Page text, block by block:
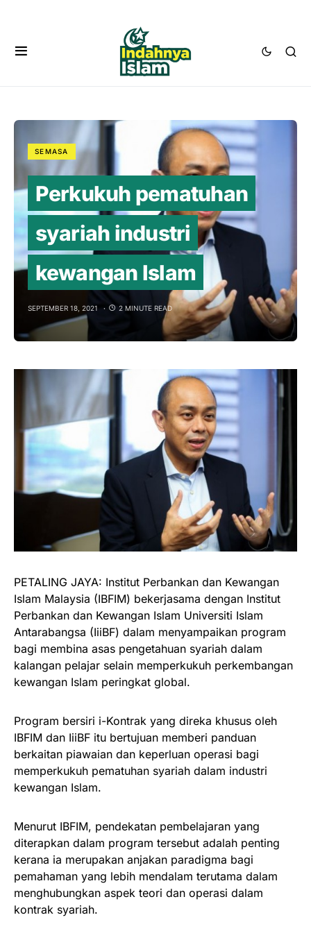
SEMASA
Perkukuh pematuhan
syariah industri
kewangan Islam
SEPTEMBER 18, 2021 2 MINUTE READ
PETALING JAYA: Institut Perbankan dan Kewangan
Islam Malaysia (IBFIM) bekerjasama dengan Institut
Perbankan dan Kewangan Islam Universiti Islam
Antarabangsa (IiiBF) dalam menyampaikan program
bagi membina asas pengetahuan syariah dalam
kalangan pelajar selain memperkukuh perkembangan
kewangan Islam peringkat global.
Program bersiri i-Kontrak yang direka khusus oleh
IBFIM dan IiiBF itu bertujuan memberi panduan
berkaitan piawaian dan keperluan operasi bagi
memperkukuh pematuhan syariah dalam industri
kewangan Islam.
Menurut IBFIM, pendekatan pembelajaran yang
diterapkan dalam program tersebut adalah penting
kerana ia merupakan anjakan paradigma bagi
pemahaman yang lebih mendalam terutama dalam
menghubungkan aspek teori dan operasi dalam
kontrak syariah.